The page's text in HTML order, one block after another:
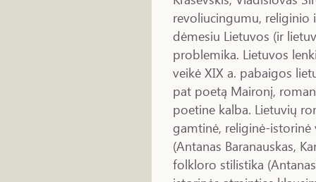
revoliucingumu, religinio
dėmesiu Lietuvos (ir
problemika. Lietuvos
veikė XIX a. pabaigos
pat poetą Maironį,
poetine kalba. Lietuvių
gamtinė, religinė-
(Antanas Baranauskas,
folkloro stilistika